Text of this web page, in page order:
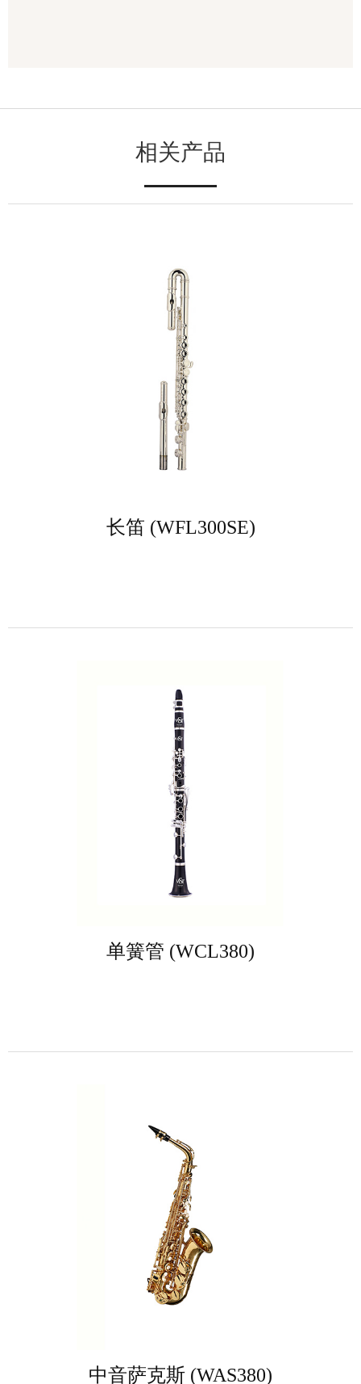
相关产品
长笛 (WFL300SE)
单簧管 (WCL380)
中音萨克斯 (WAS380)